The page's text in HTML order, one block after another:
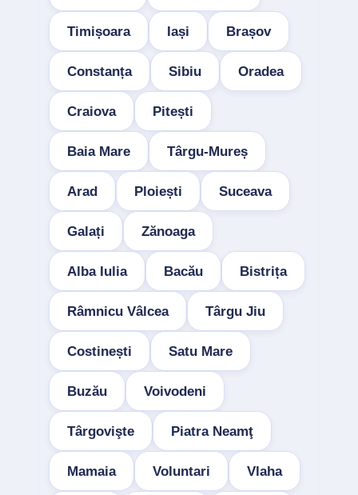
Timișoara Iași Brașov
Constanța Sibiu Oradea
Craiova Pitești
Baia Mare Târgu-Mureș
Arad Ploiești Suceava
Galați Zănoaga
Alba Iulia Bacău Bistrița
Râmnicu Vâlcea Târgu Jiu
Costinești Satu Mare
Buzău Voivodeni
Târgovişte Piatra Neamţ
Mamaia Voluntari Vlaha